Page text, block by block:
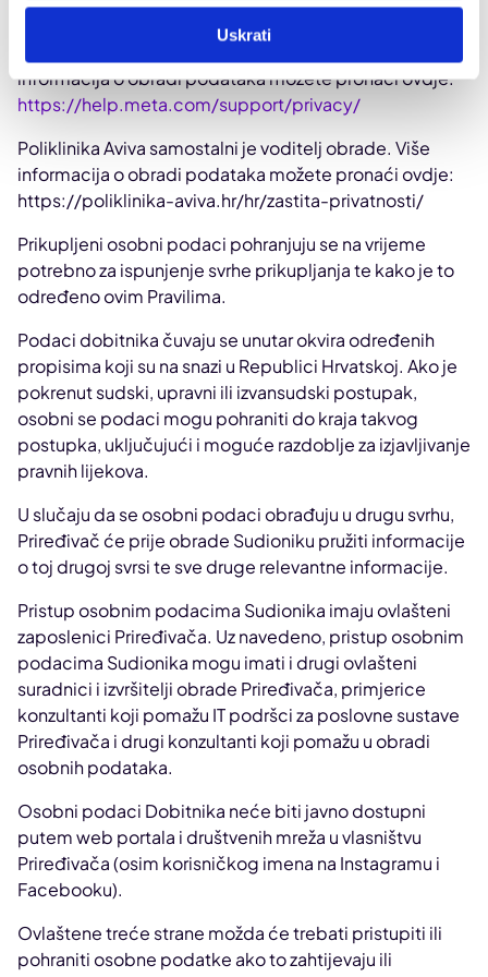
Uskrati
Dublin 4, D04 X2K5, Irska.
informacija o obradi podataka možete pronaći ovdje:
https://help.meta.com/support/privacy/
Poliklinika Aviva samostalni je voditelj obrade. Više
informacija o obradi podataka možete pronaći ovdje:
https://poliklinika-aviva.hr/hr/zastita-privatnosti/
Prikupljeni osobni podaci pohranjuju se na vrijeme
potrebno za ispunjenje svrhe prikupljanja te kako je to
određeno ovim Pravilima.
Podaci dobitnika čuvaju se unutar okvira određenih
propisima koji su na snazi u Republici Hrvatskoj. Ako je
pokrenut sudski, upravni ili izvansudski postupak,
osobni se podaci mogu pohraniti do kraja takvog
postupka, uključujući i moguće razdoblje za izjavljivanje
pravnih lijekova.
U slučaju da se osobni podaci obrađuju u drugu svrhu,
Priređivač će prije obrade Sudioniku pružiti informacije
o toj drugoj svrsi te sve druge relevantne informacije.
Pristup osobnim podacima Sudionika imaju ovlašteni
zaposlenici Priređivača. Uz navedeno, pristup osobnim
podacima Sudionika mogu imati i drugi ovlašteni
suradnici i izvršitelji obrade Priređivača, primjerice
konzultanti koji pomažu IT podršci za poslovne sustave
Priređivača i drugi konzultanti koji pomažu u obradi
osobnih podataka.
Osobni podaci Dobitnika neće biti javno dostupni
putem web portala i društvenih mreža u vlasništvu
Priređivača (osim korisničkog imena na Instagramu i
Facebooku).
Ovlaštene treće strane možda će trebati pristupiti ili
pohraniti osobne podatke ako to zahtijevaju ili